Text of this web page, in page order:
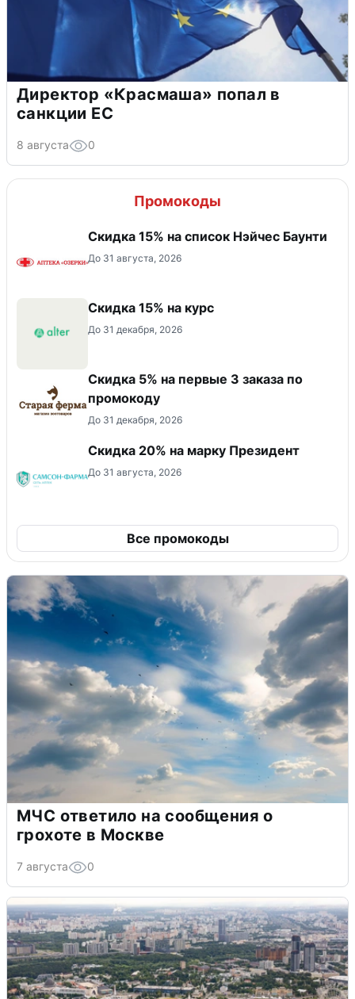
Директор «Красмаша» попал в
санкции ЕС
8 августа 0
Промокоды
Скидка 15% на список Нэйчес Баунти
До 31 августа, 2026
Скидка 15% на курс
До 31 декабря, 2026
Скидка 5% на первые 3 заказа по
промокоду
До 31 декабря, 2026
Скидка 20% на марку Президент
До 31 августа, 2026
Все промокоды
МЧС ответило на сообщения о
грохоте в Москве
7 августа 0